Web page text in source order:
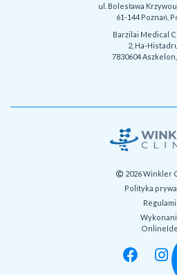
ul. Bolesława
61-144 Poznań,
Barzilai Medical
2, Ha-
7830604
2026 Winkler
Polityka